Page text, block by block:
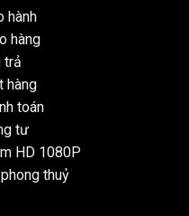
hành
hàng
trả
hàng
toán
tư
HD 1080P
thuỷ